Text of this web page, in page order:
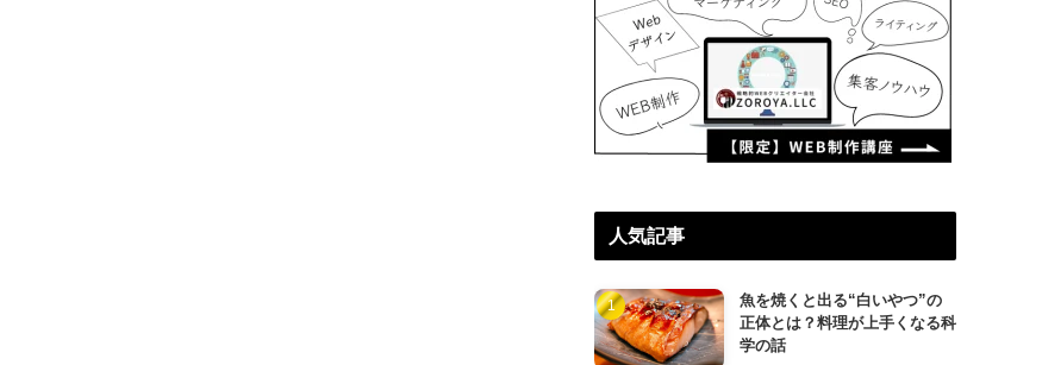
人気記事
魚を焼くと出る“白いやつ”の
正体とは？料理が上手くなる科
学の話